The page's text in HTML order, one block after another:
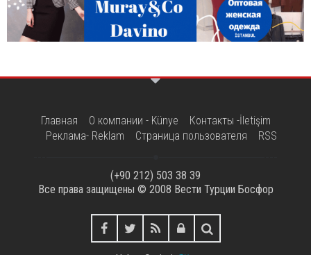
Главная О компании - Künye
Контакты -İletişim
Реклама- Reklam
Страница пользователя RSS
(+90 212) 503 38 39
Все права защищены © 2008 Вести Турции Босфор